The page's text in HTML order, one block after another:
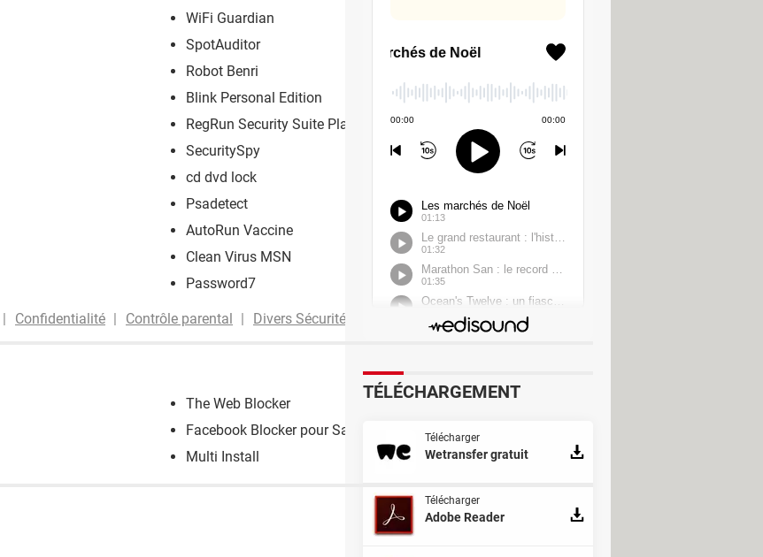
WiFi Guardian
SpotAuditor
Robot Benri
Blink Personal Edition
RegRun Security Suite Platinum
SecuritySpy
cd dvd lock
Psadetect
AutoRun Vaccine
Clean Virus MSN
Password7
Confidentialité Contrôle parental Divers Sécurité Sauvegarde
The Web Blocker
Facebook Blocker pour Safari
Multi Install
TÉLÉCHARGEMENT
Télécharger
Wetransfer gratuit
Télécharger
Adobe Reader